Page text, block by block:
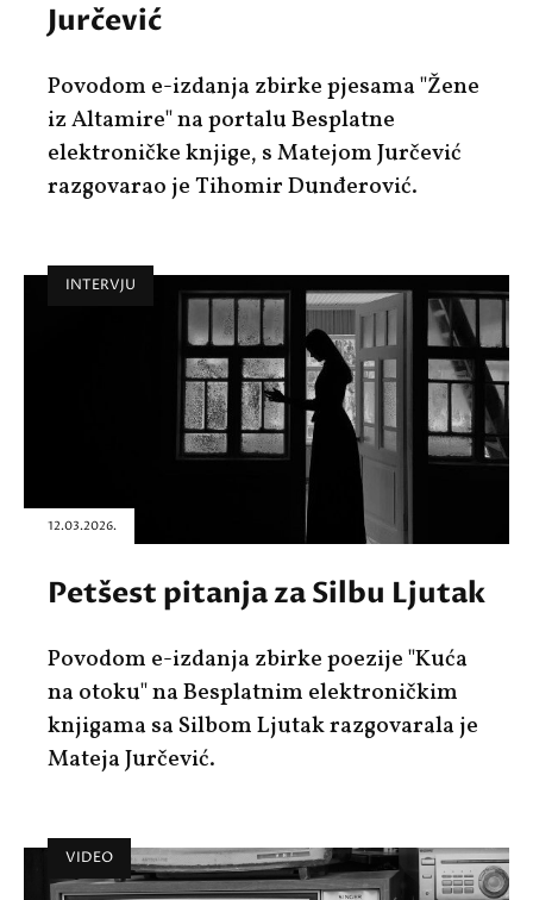
Jurčević
Povodom e-izdanja zbirke pjesama "Žene
iz Altamire" na portalu Besplatne
elektroničke knjige, s Matejom Jurčević
razgovarao je Tihomir Dunđerović.
INTERVJU
12.03.2026.
Petšest pitanja za Silbu Ljutak
Povodom e-izdanja zbirke poezije "Kuća
na otoku" na Besplatnim elektroničkim
knjigama sa Silbom Ljutak razgovarala je
Mateja Jurčević.
VIDEO